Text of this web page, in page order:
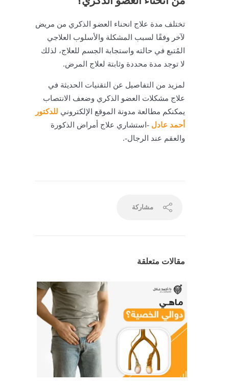
تختلف مدة علاج انحناء العضو الذكري من مريض
لآخر وفقًا لسبب المشكلة والأسلوب العلاجي
المُتبع في حالته واستجابة الجسم للعلاج، لذلك
لا توجد مدة محددة وثابتة لعلاج المرض.
لمزيد من التفاصيل عن التقنيات الحديثة في
علاج مشكلات العضو الذكري وضعف الانتصاب
يمكنكم مطالعة مدونة الموقع الإلكتروني للدكتور
أحمد عادل -استشاري علاج أمراض الذكورة
والعقم عند الرجال-.
مشاركة
مقالات متعلقة